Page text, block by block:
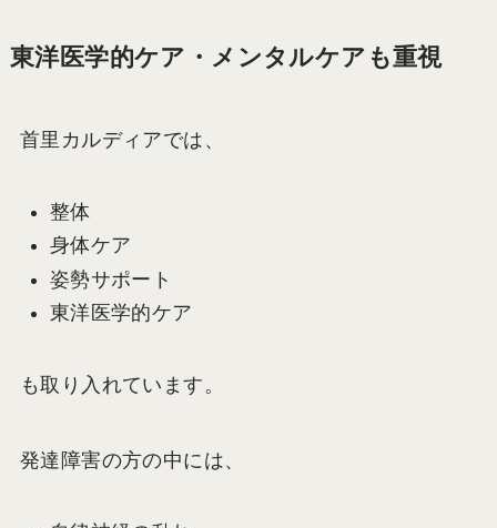
東洋医学的ケア・メンタルケアも重視
首里カルディアでは、
整体
身体ケア
姿勢サポート
東洋医学的ケア
も取り入れています。
発達障害の方の中には、